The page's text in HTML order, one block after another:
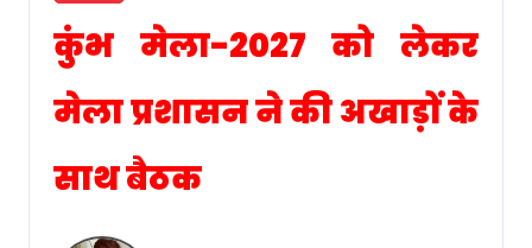
कुंभ मेला-2027 को लेकर
मेला प्रशासन ने की अखाड़ों के
साथ बैठक